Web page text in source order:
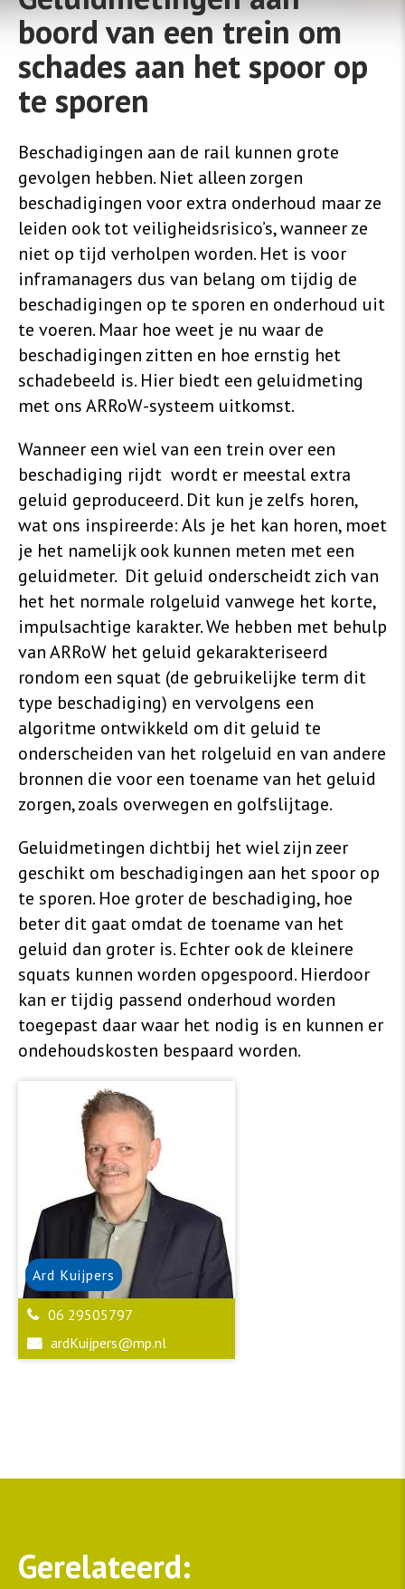
boord van een trein om
schades aan het spoor op
te sporen
Beschadigingen aan de rail kunnen grote
gevolgen hebben. Niet alleen zorgen
beschadigingen voor extra onderhoud maar ze
leiden ook tot veiligheidsrisico’s, wanneer ze
niet op tijd verholpen worden. Het is voor
inframanagers dus van belang om tijdig de
beschadigingen op te sporen en onderhoud uit
te voeren. Maar hoe weet je nu waar de
beschadigingen zitten en hoe ernstig het
schadebeeld is. Hier biedt een geluidmeting
met ons ARRoW-systeem uitkomst.
Wanneer een wiel van een trein over een
beschadiging rijdt wordt er meestal extra
geluid geproduceerd. Dit kun je zelfs horen,
wat ons inspireerde: Als je het kan horen, moet
je het namelijk ook kunnen meten met een
geluidmeter. Dit geluid onderscheidt zich van
het het normale rolgeluid vanwege het korte,
impulsachtige karakter. We hebben met behulp
van ARRoW het geluid gekarakteriseerd
rondom een squat (de gebruikelijke term dit
type beschadiging) en vervolgens een
algoritme ontwikkeld om dit geluid te
onderscheiden van het rolgeluid en van andere
bronnen die voor een toename van het geluid
zorgen, zoals overwegen en golfslijtage.
Geluidmetingen dichtbij het wiel zijn zeer
geschikt om beschadigingen aan het spoor op
te sporen. Hoe groter de beschadiging, hoe
beter dit gaat omdat de toename van het
geluid dan groter is. Echter ook de kleinere
squats kunnen worden opgespoord. Hierdoor
kan er tijdig passend onderhoud worden
toegepast daar waar het nodig is en kunnen er
ondehoudskosten bespaard worden.
Ard Kuijpers
06 29505797
ardKuijpers@mp.nl
Gerelateerd